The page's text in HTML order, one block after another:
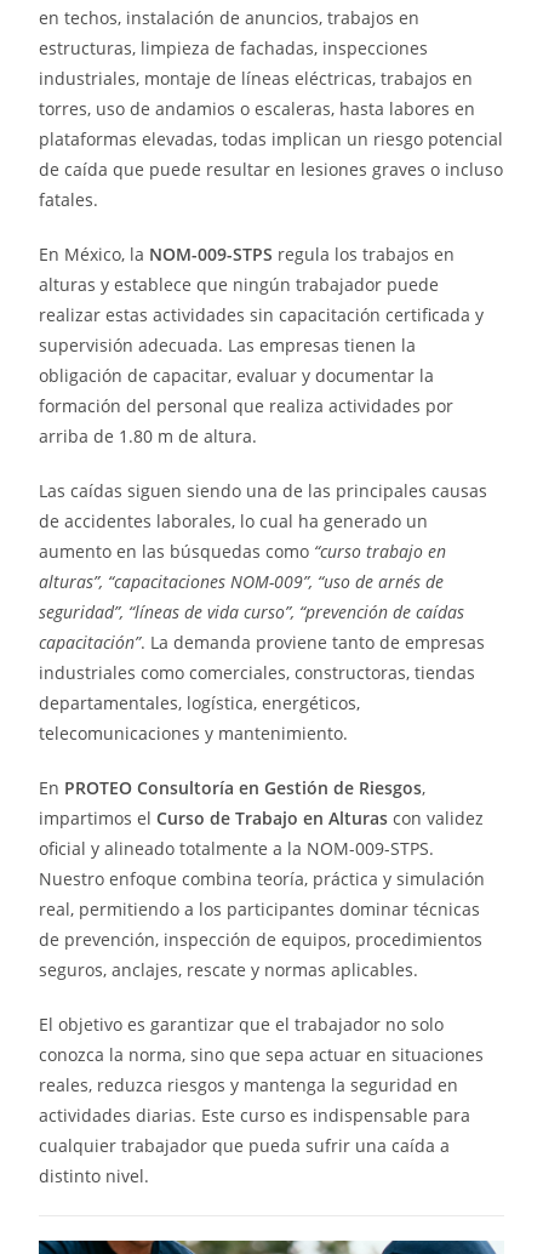
en techos, instalación de anuncios, trabajos en
estructuras, limpieza de fachadas, inspecciones
industriales, montaje de líneas eléctricas, trabajos en
torres, uso de andamios o escaleras, hasta labores en
plataformas elevadas, todas implican un riesgo potencial
de caída que puede resultar en lesiones graves o incluso
fatales.
En México, la NOM-009-STPS regula los trabajos en
alturas y establece que ningún trabajador puede
realizar estas actividades sin capacitación certificada y
supervisión adecuada. Las empresas tienen la
obligación de capacitar, evaluar y documentar la
formación del personal que realiza actividades por
arriba de 1.80 m de altura.
Las caídas siguen siendo una de las principales causas
de accidentes laborales, lo cual ha generado un
aumento en las búsquedas como “curso trabajo en
alturas”, “capacitaciones NOM-009”, “uso de arnés de
seguridad”, “líneas de vida curso”, “prevención de caídas
capacitación”. La demanda proviene tanto de empresas
industriales como comerciales, constructoras, tiendas
departamentales, logística, energéticos,
telecomunicaciones y mantenimiento.
En PROTEO Consultoría en Gestión de Riesgos,
impartimos elCurso de Trabajo en Alturas con validez
oficial y alineado totalmente a la NOM-009-STPS.
Nuestro enfoque combina teoría, práctica y simulación
real, permitiendo a los participantes dominar técnicas
de prevención, inspección de equipos, procedimientos
seguros, anclajes, rescate y normas aplicables.
El objetivo es garantizar que el trabajador no solo
conozca la norma, sino que sepa actuar en situaciones
reales, reduzca riesgos y mantenga la seguridad en
actividades diarias. Este curso es indispensable para
cualquier trabajador que pueda sufrir una caída a
distinto nivel.